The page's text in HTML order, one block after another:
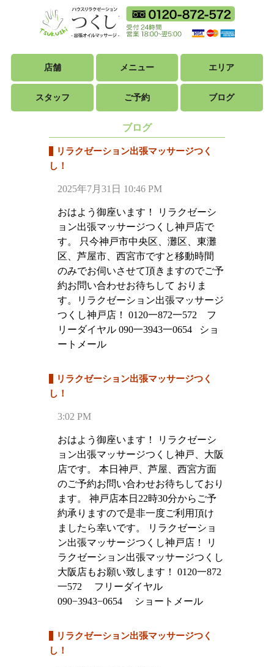
ハウスリラク
18時から翌朝5時
店舗 メニュー エリア
スタッフ ご予約 ブログ
ブログ
リラクゼーション出張マッサージつく
し！
2025年7月31日 10:46 PM
おはよう御座います！ リラクゼーシ
ョン出張マッサージつくし神戸店で
す。 只今神戸市中央区、灘区、東灘
区、芦屋市、西宮市ですと移動時間
のみでお伺いさせて頂きますのでご予
約お問い合わせお待ちして おりま
す。リラクゼーション出張マッサージ
つくし神戸店！ 0120一872一572 フ
リーダイヤル 090一3943一0654 ショ
ートメール
リラクゼーション出張マッサージつく
し！
3:02 PM
おはよう御座います！ リラクゼーシ
ョン出張マッサージつくし神戸、大阪
店です。 本日神戸、芦屋、西宮方面
のご予約お問い合わせお待ちしており
ます。 神戸店本日22時30分からご予
約承りますので是非一度ご利用頂け
ましたら幸いです。 リラクゼーショ
ン出張マッサージつくし神戸店！ リ
ラクゼーション出張マッサージつくし
大阪店もお願い致します！ 0120一872
一572 フリーダイヤル
090−3943−0654 ショートメール
リラクゼーション出張マッサージつく
し！